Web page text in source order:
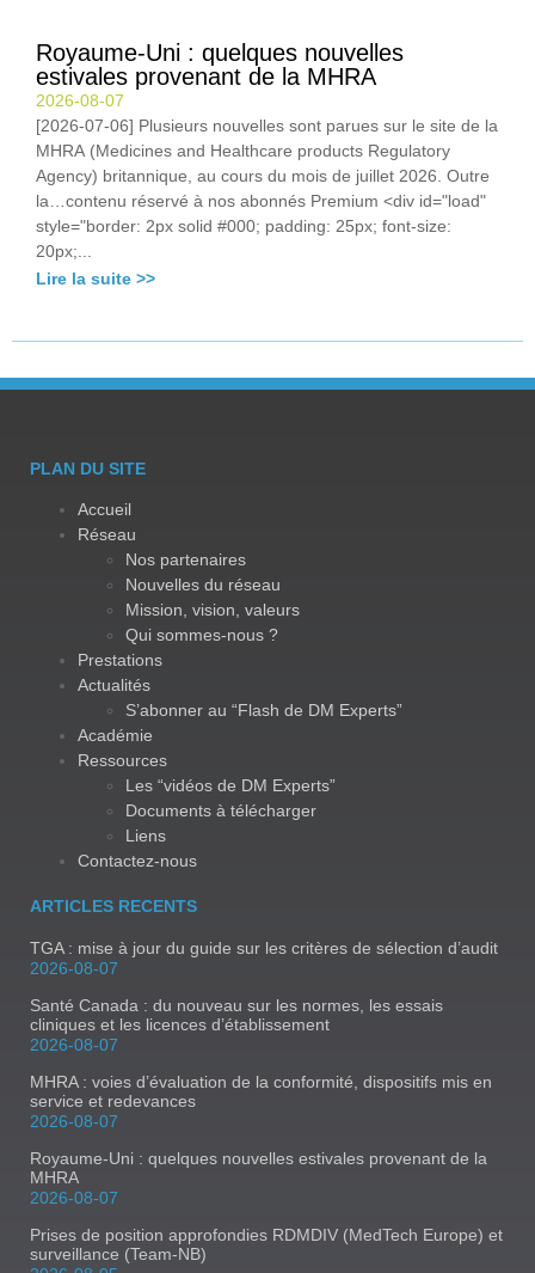
Royaume-Uni : quelques nouvelles
estivales provenant de la MHRA
2026-08-07
[2026-07-06] Plusieurs nouvelles sont parues sur le site de la
MHRA (Medicines and Healthcare products Regulatory
Agency) britannique, au cours du mois de juillet 2026. Outre
la…contenu réservé à nos abonnés Premium <div id="load"
style="border: 2px solid #000; padding: 25px; font-size:
20px;...
Lire la suite >>
PLAN DU SITE
Accueil
Réseau
Nos partenaires
Nouvelles du réseau
Mission, vision, valeurs
Qui sommes-nous ?
Prestations
Actualités
S’abonner au “Flash de DM Experts”
Académie
Ressources
Les “vidéos de DM Experts”
Documents à télécharger
Liens
Contactez-nous
ARTICLES RECENTS
TGA : mise à jour du guide sur les critères de sélection d’audit
2026-08-07
Santé Canada : du nouveau sur les normes, les essais
cliniques et les licences d’établissement
2026-08-07
MHRA : voies d’évaluation de la conformité, dispositifs mis en
service et redevances
2026-08-07
Royaume-Uni : quelques nouvelles estivales provenant de la
MHRA
2026-08-07
Prises de position approfondies RDMDIV (MedTech Europe) et
surveillance (Team-NB)